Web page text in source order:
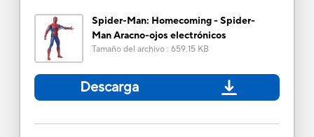
Spider-Man: Homecoming - Spider-
Man Aracno-ojos electrónicos
Tamaño del archivo: 659.15 KB
Descarga